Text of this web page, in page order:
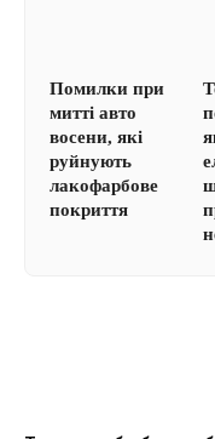
Помилки при
митті авто
восени, які
руйнують
лакофарбове
покриття